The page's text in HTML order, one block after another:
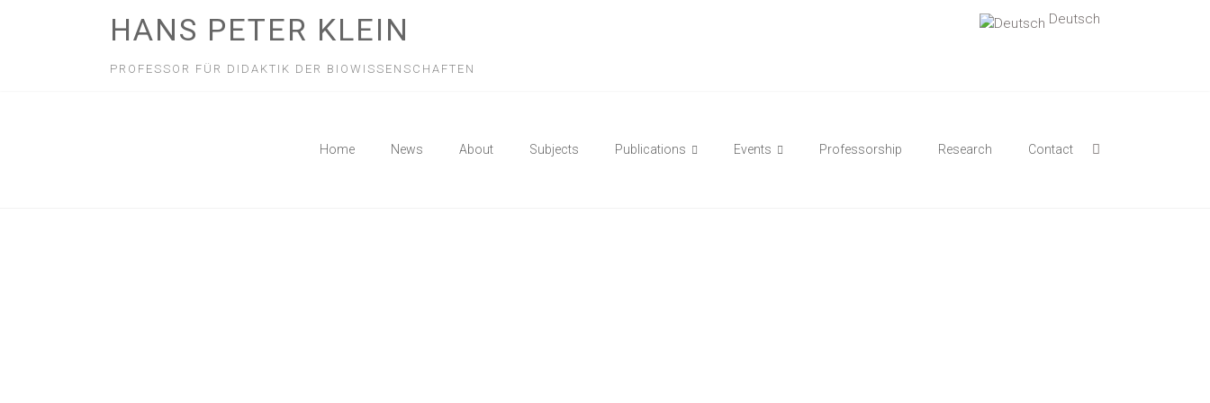
Deutsch
HANS PETER KLEIN
PROFESSOR FÜR DIDAKTIK DER BIOWISSENSCHAFTEN
Home News About Subjects Publications Events Professorship Research Contact